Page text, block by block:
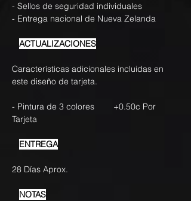
- Sellos de seguridad individuales
- Entrega nacional de Nueva Zelanda
ACTUALIZACIONES
Características adicionales incluidas en
este diseño de tarjeta.
- Pintura de 3 colores +0.50c Por
Tarjeta
ENTREGA
28 Días Aprox.
NOTAS